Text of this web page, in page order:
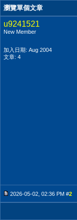
瀏覽單個文章
u9241521
New Member
加入日期: Aug 2004
文章: 4
2026-05-02, 02:36 PM #2